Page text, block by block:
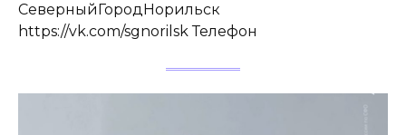
СеверныйГородНорильск
https://vk.com/sgnorilsk Телефон